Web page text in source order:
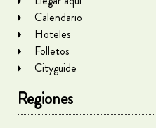
Calendario
Hoteles
Folletos
Cityguide
Regiones